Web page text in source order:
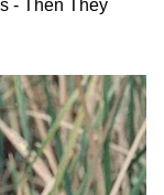
)
ನ್ಯೂಸ್‌ ಫಾಲೋ
News),